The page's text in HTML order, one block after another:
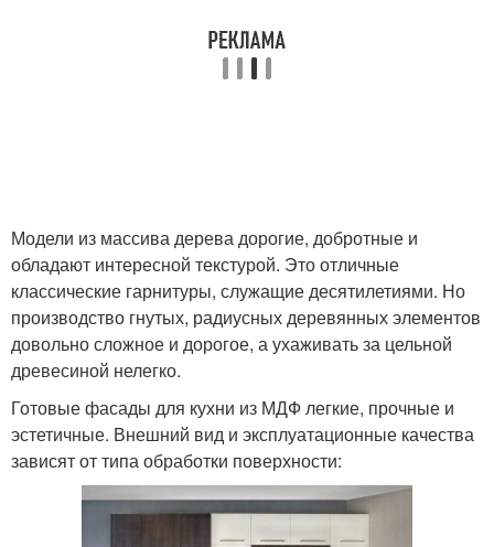
Модели из массива дерева дорогие, добротные и
обладают интересной текстурой. Это отличные
классические гарнитуры, служащие десятилетиями. Но
производство гнутых, радиусных деревянных элементов
довольно сложное и дорогое, а ухаживать за цельной
древесиной нелегко.
Готовые фасады для кухни из МДФ легкие, прочные и
эстетичные. Внешний вид и эксплуатационные качества
зависят от типа обработки поверхности: